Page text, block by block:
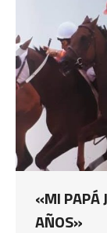
«MI PAPÁ
AÑOS»